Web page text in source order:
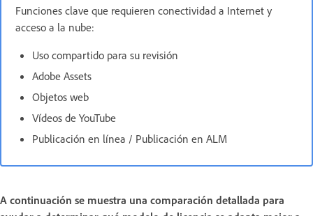
Funciones clave que requieren conectividad a Internet y
acceso a la nube:
Uso compartido para su revisión
Adobe Assets
Objetos web
Vídeos de YouTube
Publicación en línea / Publicación en ALM
A continuación se muestra una comparación detallada para